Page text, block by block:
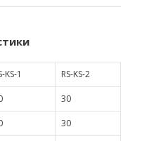
KS-1 RS-KS-2
30
30